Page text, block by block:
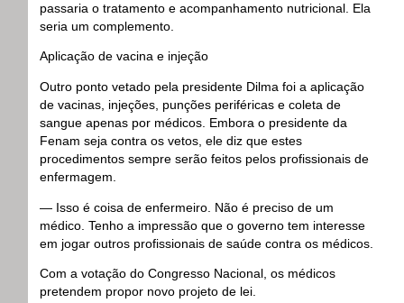
passaria o tratamento e acompanhamento nutricional. Ela
seria um complemento.
Aplicação de vacina e injeção
Outro ponto vetado pela presidente Dilma foi a aplicação
de vacinas, injeções, punções periféricas e coleta de
sangue apenas por médicos. Embora o presidente da
Fenam seja contra os vetos, ele diz que estes
procedimentos sempre serão feitos pelos profissionais de
enfermagem.
— Isso é coisa de enfermeiro. Não é preciso de um
médico. Tenho a impressão que o governo tem interesse
em jogar outros profissionais de saúde contra os médicos.
Com a votação do Congresso Nacional, os médicos
pretendem propor novo projeto de lei.